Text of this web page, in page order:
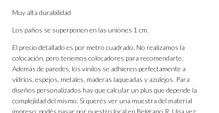
Muy alta durabilidad
Los paños se superponen en las uniones 1 cm.
El precio detallado es por metro cuadrado. No realizamos la
colocación, pero tenemos colocadores para recomendarte.
Además de paredes, los vinilos se adhieren perfectamente a
vidrios, espejos, metales, maderas laqueadas y azulejos. Para
diseños personalizados hay que calcular un plus que depende la
complejidad del mismo. Si querés ver una muestra del material